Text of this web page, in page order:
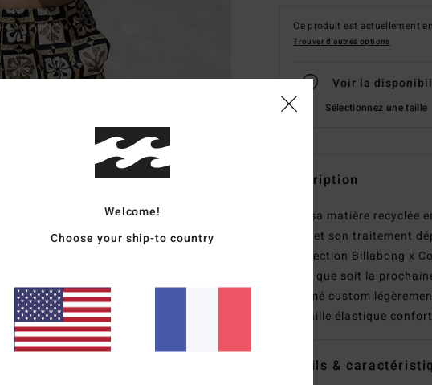
Ce produit est actuellement
Trouver d'autres options
Voir la
Sélectionnez une taille
Description
Avec sa matière recyclée
nylon et son traitement
la collection Billabong x
quelle que soit la
imprimé custom
une taille élastique
Details &
Welcome!
Choose your ship-to country